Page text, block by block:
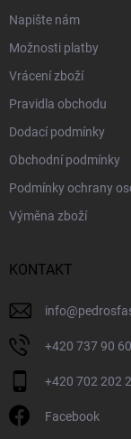
Napište nám
Možnosti platby
Vrácení zboží
Pravidla obchodu
Dodací podmínky
Obchodní podmínky
Podmínky ochrany
Výměna zboží
KONTAKT
info@
+420 737 90
+420 702 202
Facebook